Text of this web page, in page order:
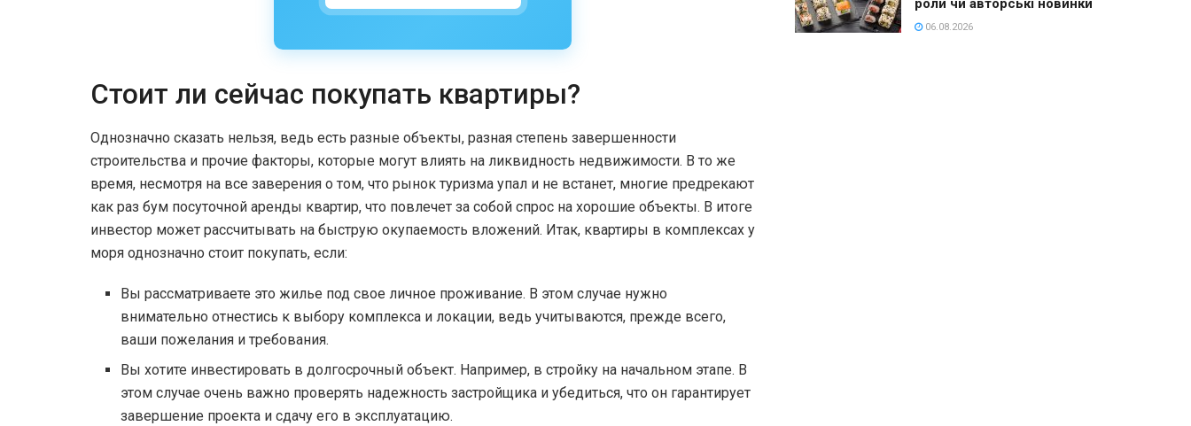
Стоит ли сейчас покупать квартиры?
Однозначно сказать нельзя, ведь есть разные объекты, разная степень завершенности
строительства и прочие факторы, которые могут влиять на ликвидность недвижимости. В то же
время, несмотря на все заверения о том, что рынок туризма упал и не встанет, многие предрекают
как раз бум посуточной аренды квартир, что повлечет за собой спрос на хорошие объекты. В итоге
инвестор может рассчитывать на быструю окупаемость вложений. Итак, квартиры в комплексах у
моря однозначно стоит покупать, если:
Вы рассматриваете это жилье под свое личное проживание. В этом случае нужно
внимательно отнестись к выбору комплекса и локации, ведь учитываются, прежде всего,
ваши пожелания и требования.
Вы хотите инвестировать в долгосрочный объект. Например, в стройку на начальном этапе. В
этом случае очень важно проверять надежность застройщика и убедиться, что он гарантирует
завершение проекта и сдачу его в эксплуатацию.
роли чи авторські новинки
06.08.2026